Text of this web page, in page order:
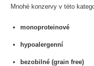
Mnohé konzervy v této
monoproteinové
hypoalergenní
bezobilné (grain free)